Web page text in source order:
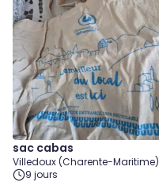
sac cabas
Villedoux (Charente-Maritime)
9 jours